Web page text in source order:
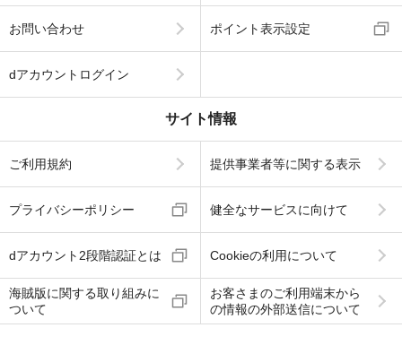
お問い合わせ ポイント表示設定
dアカウントログイン
サイト情報
ご利用規約 提供事業者等に関する表示
プライバシーポリシー 健全なサービスに向けて
dアカウント2段階認証とは Cookieの利用について
海賊版に関する取り組みに
ついて
お客さまのご利用端末から
の情報の外部送信について